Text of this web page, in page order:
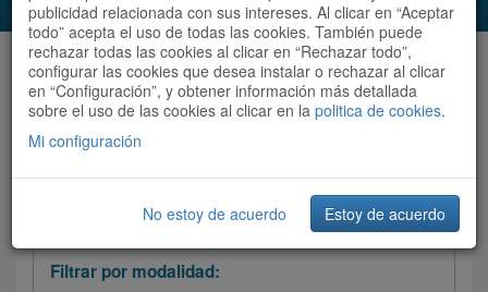
Audioruta Todas las rutas
Todas las rutas Ordenar por:Más recientes
Filtrar las rutas
Filtrar por modalidad:
publicidad relacionada con sus intereses. Al clicar en “Aceptar
todo” acepta el uso de todas las cookies. También puede
rechazar todas las cookies al clicar en “Rechazar todo”,
configurar las cookies que desea instalar o rechazar al clicar
en “Configuración”, y obtener información más detallada
sobre el uso de las cookies al clicar en la politica de cookies.
Mi configuración
No estoy de acuerdo Estoy de acuerdo